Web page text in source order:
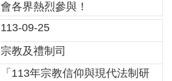
會各界熱烈參與！
113-09-25
宗教及禮制司
「113年宗教信仰與現代法制研